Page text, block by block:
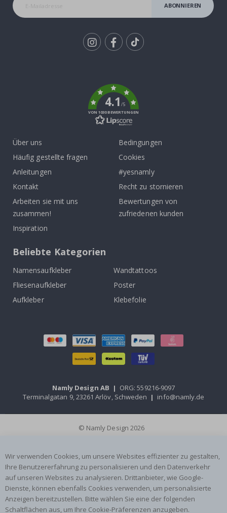
ABONNIEREN
4.1/5
VON 1030 BEWERTUNGEN
Über uns
Häufig gestellte fragen
Anleitungen
Kontakt
Arbeiten sie mit uns
zusammen!
Inspiration
Bedingungen
Cookies
#yesnamly
Recht zu stornieren
Bewertungen von
zufriedenen kunden
Beliebte Kategorien
Namensaufkleber
Wandtattoos
Fliesenaufkleber
Poster
Aufkleber
Klebefolie
Namly Design AB | ORG: 559216-9097
Terminalgatan 9, 23261 Arlöv, Schweden | info@namly.de
© Namly Design 2026
Wir verwenden Cookies, um unsere Websites effizienter zu gestalten,
Ihre Benutzererfahrung zu personalisieren und den Datenverkehr
auf unseren Websites zu analysieren. Drittanbieter, wie Google-
Dienste, können ebenfalls Cookies verwenden, um personalisierte
Anzeigen bereitzustellen. Bitte wählen Sie eine der folgenden
Schaltflächen aus, um Ihre Cookie-Präferenzen anzugeben.